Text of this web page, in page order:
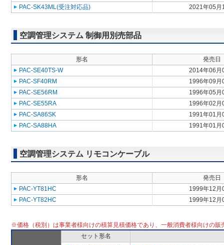
PAC-SK43ML(受注対応品)
2021年05月
空調管理システム 制御用別売部品
形名
発売日
PAC-SE40TS-W
2014年06月
PAC-SF40RM
1996年09月
PAC-SE56RM
1996年05月
PAC-SE55RA
1996年02月
PAC-SA86SK
1991年01月
PAC-SA88HA
1991年01月
空調管理システム リモコンケーブル
形名
発売日
PAC-YT81HC
1999年12月
PAC-YT82HC
1999年12月
※価格（税別）は事業者様向けの積算見積価格であり、一般消費者様向けの販
セット形名